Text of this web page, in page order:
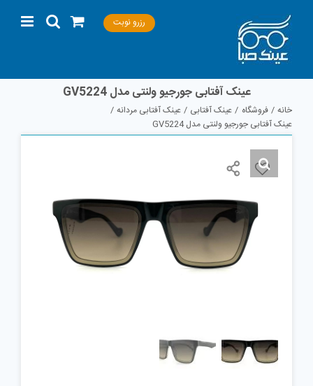
content
رزرو نوبت
عینک آفتابی جورجیو ولنتی مدل GV5224
خانه فروشگاه عینک آفتابی
عینک آفتابی مردانه
عینک آفتابی جورجیو ولنتی مدل GV5224